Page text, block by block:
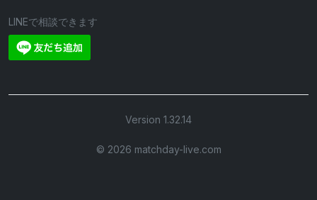
LINEで相談できます
Version 1.32.14
©︎ 2026 matchday-live.com